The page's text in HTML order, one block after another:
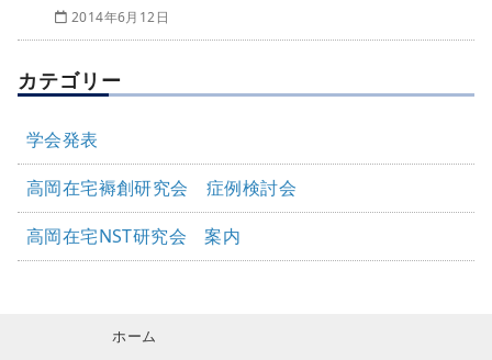
2014年6月12日
カテゴリー
学会発表
高岡在宅褥創研究会 症例検討会
高岡在宅NST研究会 案内
ホーム